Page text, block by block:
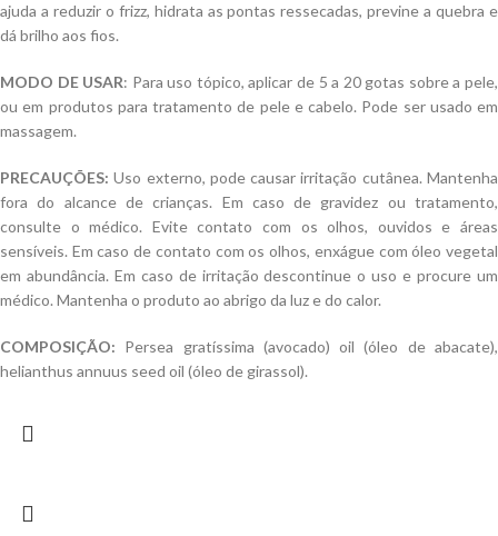
ajuda a reduzir o frizz, hidrata as pontas ressecadas, previne a quebra e
dá brilho aos fios.
MODO DE USAR: Para uso tópico, aplicar de 5 a 20 gotas sobre a pele,
ou em produtos para tratamento de pele e cabelo. Pode ser usado em
massagem.
PRECAUÇÕES: Uso externo, pode causar irritação cutânea. Mantenha
fora do alcance de crianças. Em caso de gravidez ou tratamento,
consulte o médico. Evite contato com os olhos, ouvidos e áreas
sensíveis. Em caso de contato com os olhos, enxágue com óleo vegetal
em abundância. Em caso de irritação descontinue o uso e procure um
médico. Mantenha o produto ao abrigo da luz e do calor.
COMPOSIÇÃO: Persea gratíssima (avocado) oil (óleo de abacate),
helianthus annuus seed oil (óleo de girassol).